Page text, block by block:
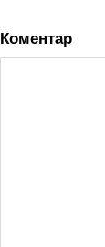
Коментар